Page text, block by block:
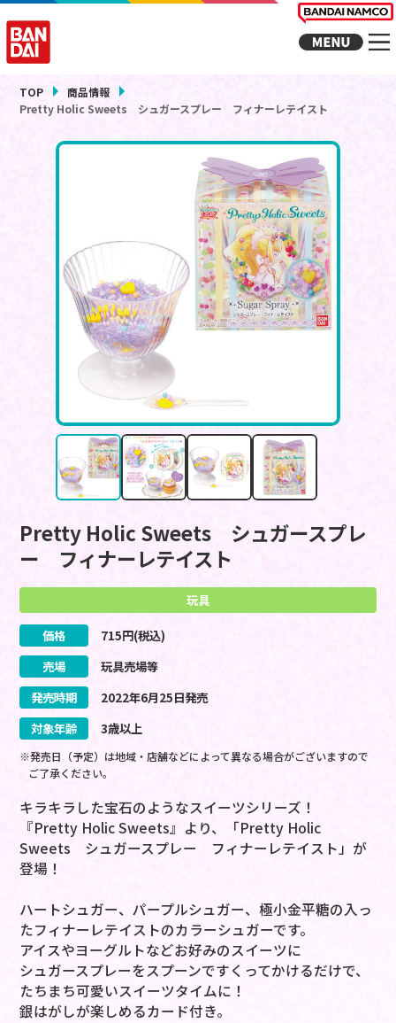
TOP
商品情報
Pretty Holic Sweets シュガースプレー フィナーレテイスト
Pretty Holic Sweets シュガースプレ
ー フィナーレテイスト
玩具
価格 715円(税込)
売場
玩具売場等
発売時期
2022年6月25日発売
対象年齢
3歳以上
※発売日（予定）は地域・店舗などによって異なる場合がございますので
ご了承ください。
キラキラした宝石のようなスイーツシリーズ！
『Pretty Holic Sweets』より、「Pretty Holic
Sweets シュガースプレー フィナーレテイスト」が
登場！
ハートシュガー、パープルシュガー、極小金平糖の入っ
たフィナーレテイストのカラーシュガーです。
アイスやヨーグルトなどお好みのスイーツに
シュガースプレーをスプーンですくってかけるだけで、
たちまち可愛いスイーツタイムに！
銀はがしが楽しめるカード付き。